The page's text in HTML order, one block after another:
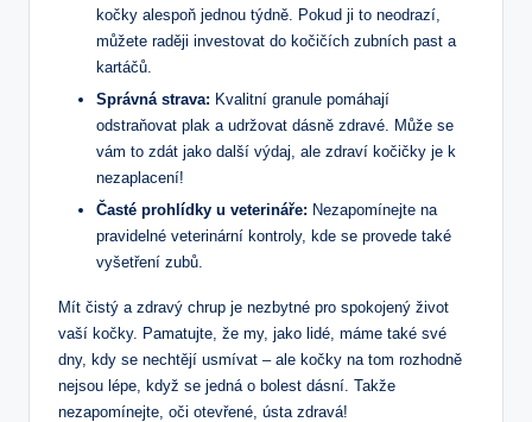
kočky alespoň jednou týdně. Pokud ji to neodrazí,
můžete raději investovat do kočičích zubních past a
kartáčů.
Správná strava: Kvalitní granule pomáhají
odstraňovat plak a udržovat dásně zdravé. Může se
vám to zdát jako další výdaj, ale zdraví kočičky je k
nezaplacení!
Časté prohlídky u veterináře: Nezapomínejte na
pravidelné veterinární kontroly, kde se provede také
vyšetření zubů.
Mít čistý a zdravý chrup je nezbytné pro spokojený život
vaší kočky. Pamatujte, že my, jako lidé, máme také své
dny, kdy se nechtějí usmívat – ale kočky na tom rozhodně
nejsou lépe, když se jedná o bolest dásní. Takže
nezapomínejte, oči otevřené, ústa zdravá!